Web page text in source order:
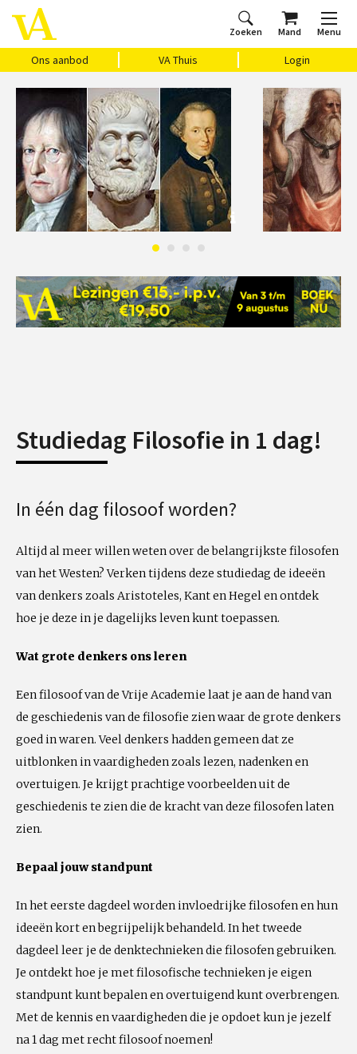
Zoeken Mand Menu
Ons aanbod VA Thuis Login
Home
Ons aanbod
Agenda
VAthuis
Over ons
Vragen?
Cadeaubon
Studiedag Filosofie in 1 dag!
In één dag filosoof worden?
Altijd al meer willen weten over de belangrijkste filosofen
van het Westen? Verken tijdens deze studiedag de ideeën
van denkers zoals Aristoteles, Kant en Hegel en ontdek
hoe je deze in je dagelijks leven kunt toepassen.
Wat grote denkers ons leren
Een filosoof van de Vrije Academie laat je aan de hand van
de geschiedenis van de filosofie zien waar de grote denkers
goed in waren. Veel denkers hadden gemeen dat ze
uitblonken in vaardigheden zoals lezen, nadenken en
overtuigen. Je krijgt prachtige voorbeelden uit de
geschiedenis te zien die de kracht van deze filosofen laten
zien.
Bepaal jouw standpunt
In het eerste dagdeel worden invloedrijke filosofen en hun
ideeën kort en begrijpelijk behandeld. In het tweede
dagdeel leer je de denktechnieken die filosofen gebruiken.
Je ontdekt hoe je met filosofische technieken je eigen
standpunt kunt bepalen en overtuigend kunt overbrengen.
Met de kennis en vaardigheden die je opdoet kun je jezelf
na 1 dag met recht filosoof noemen!